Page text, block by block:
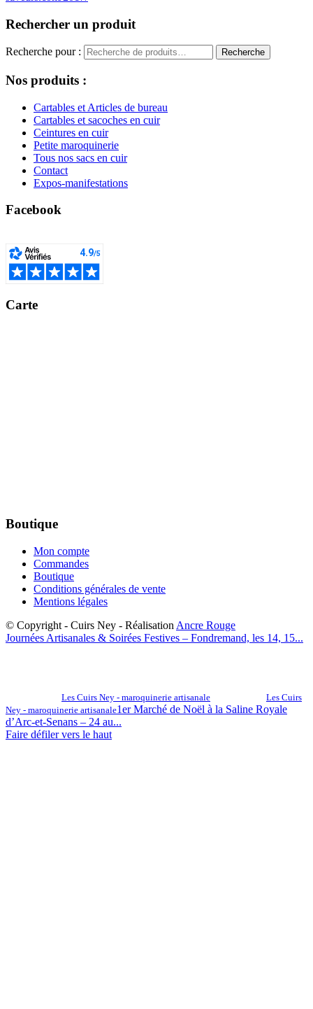
Rechercher un produit
Recherche pour : Recherche
Nos produits :
Cartables et Articles de bureau
Cartables et sacoches en cuir
Ceintures en cuir
Petite maroquinerie
Tous nos sacs en cuir
Contact
Expos-manifestations
Facebook
Carte
Boutique
Mon compte
Commandes
Boutique
Conditions générales de vente
Mentions légales
© Copyright - Cuirs Ney - Réalisation Ancre Rouge
Journées Artisanales & Soirées Festives – Fondremand, les 14, 15...
Les Cuirs Ney - maroquinerie artisanale
Les Cuirs
Ney - maroquinerie artisanale1er Marché de Noël à la Saline Royale
d’Arc-et-Senans – 24 au...
Faire défiler vers le haut